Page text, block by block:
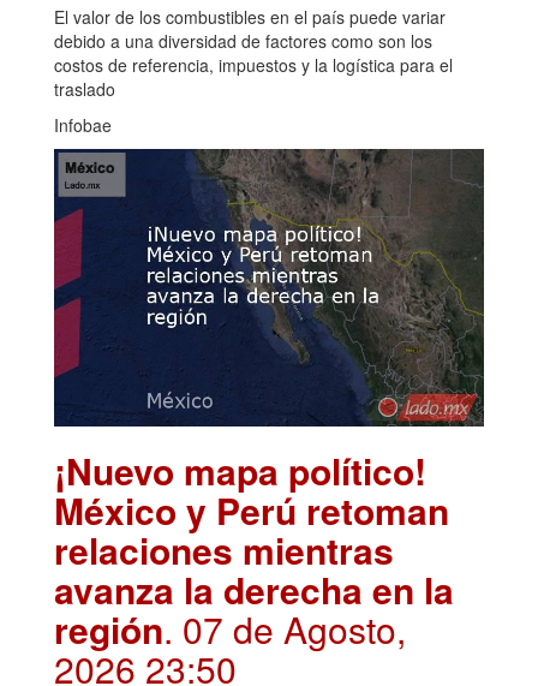
El valor de los combustibles en el país puede variar
debido a una diversidad de factores como son los
costos de referencia, impuestos y la logística para el
traslado
Infobae
¡Nuevo mapa político!
México y Perú retoman
relaciones mientras
avanza la derecha en la
región. 07 de Agosto,
2026 23:50